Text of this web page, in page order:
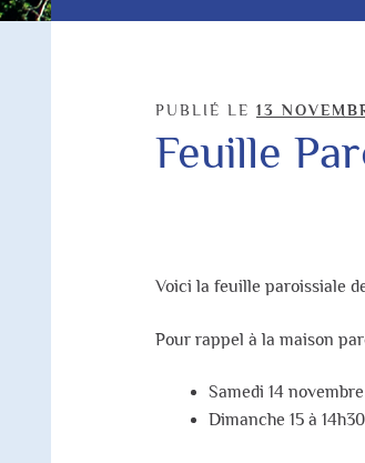
PUBLIÉ LE13
Feuille
Voici la feuille paroissiale
Pour rappel à la maison
Samedi 14
Dimanche 15 à